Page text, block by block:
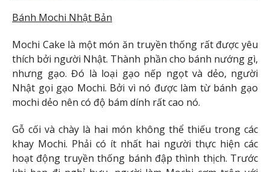
Bánh Mochi Nhật Bản
Mochi Cake là một món ăn truyền thống rất được yêu
thích bởi người Nhật. Thành phần cho bánh nướng gì,
nhưng gạo. Đó là loại gạo nếp ngọt và dẻo, người
Nhật gọi gạo Mochi. Bởi vì nó được làm từ bánh gạo
mochi dẻo nên có độ bám dính rất cao nó.
Gỗ cối và chày là hai món không thể thiếu trong các
khay Mochi. Phải có ít nhất hai người thực hiện các
hoạt động truyền thống bánh đập thình thịch. Trước